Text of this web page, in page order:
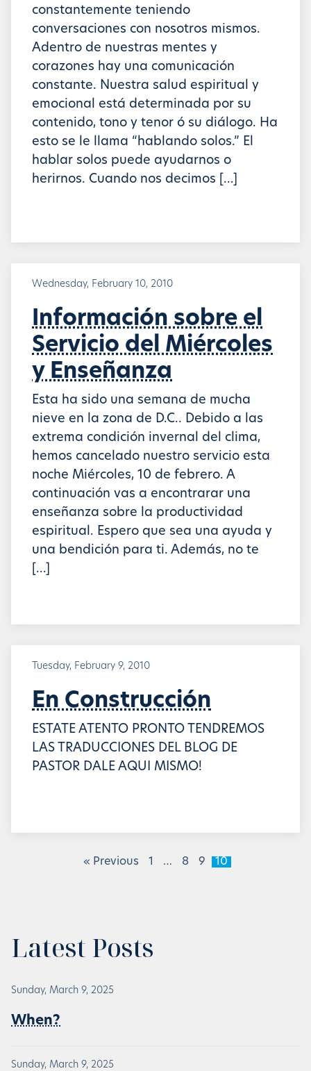
constantemente teniendo
conversaciones con nosotros mismos.
Adentro de nuestras mentes y
corazones hay una comunicación
constante. Nuestra salud espiritual y
emocional está determinada por su
contenido, tono y tenor ó su diálogo. Ha
esto se le llama “hablando solos.” El
hablar solos puede ayudarnos o
herirnos. Cuando nos decimos […]
Wednesday, February 10, 2010
Información sobre el
Servicio del Miércoles
y Enseñanza
Esta ha sido una semana de mucha
nieve en la zona de D.C.. Debido a las
extrema condición invernal del clima,
hemos cancelado nuestro servicio esta
noche Miércoles, 10 de febrero. A
continuación vas a encontrarar una
enseñanza sobre la productividad
espiritual. Espero que sea una ayuda y
una bendición para ti. Además, no te
[…]
Tuesday, February 9, 2010
En Construcción
ESTATE ATENTO PRONTO TENDREMOS
LAS TRADUCCIONES DEL BLOG DE
PASTOR DALE AQUI MISMO!
« Previous 1 … 8 9 10
Latest Posts
Sunday, March 9, 2025
When?
Sunday, March 9, 2025